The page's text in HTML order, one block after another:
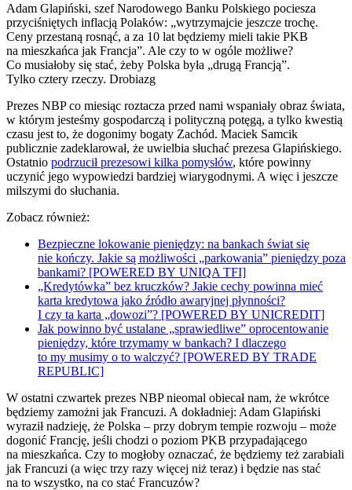
Adam Glapiński, szef Narodowego Banku Polskiego pociesza
przyciśniętych inflacją Polaków: „wytrzymajcie jeszcze trochę.
Ceny przestaną rosnąć, a za 10 lat będziemy mieli takie PKB
na mieszkańca jak Francja”. Ale czy to w ogóle możliwe?
Co musiałoby się stać, żeby Polska była „drugą Francją”.
Tylko cztery rzeczy. Drobiazg
Prezes NBP co miesiąc roztacza przed nami wspaniały obraz świata,
w którym jesteśmy gospodarczą i polityczną potęgą, a tylko kwestią
czasu jest to, że dogonimy bogaty Zachód. Maciek Samcik
publicznie zadeklarował, że uwielbia słuchać prezesa Glapińskiego.
Ostatnio podrzucił prezesowi kilka pomysłów, które powinny
uczynić jego wypowiedzi bardziej wiarygodnymi. A więc i jeszcze
milszymi do słuchania.
Zobacz również:
Bezpieczne lokowanie pieniędzy: na bankach świat się
nie kończy. Jakie są możliwości „parkowania” pieniędzy poza
bankami? [POWERED BY UNIQA TFI]
„Kredytówka” bez kruczków? Jakie cechy powinna mieć
karta kredytowa jako źródło awaryjnej płynności?
I czy ta karta „dowozi”? [POWERED BY UNICREDIT]
Jak powinno być ustalane „sprawiedliwe” oprocentowanie
pieniędzy, które trzymamy w bankach? I dlaczego
to my musimy o to walczyć? [POWERED BY TRADE
REPUBLIC]
W ostatni czwartek prezes NBP nieomal obiecał nam, że wkrótce
będziemy zamożni jak Francuzi. A dokładniej: Adam Glapiński
wyraził nadzieję, że Polska – przy dobrym tempie rozwoju – może
dogonić Francję, jeśli chodzi o poziom PKB przypadającego
na mieszkańca. Czy to mogłoby oznaczać, że będziemy też zarabiali
jak Francuzi (a więc trzy razy więcej niż teraz) i będzie nas stać
na to wszystko, na co stać Francuzów?